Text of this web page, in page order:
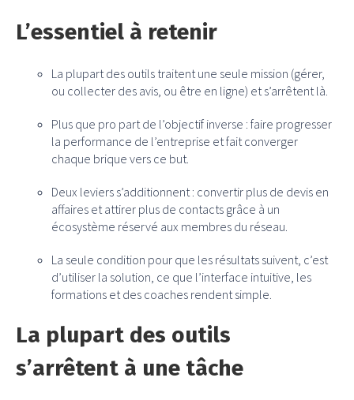
L’essentiel à retenir
La plupart des outils traitent une seule mission (gérer,
ou collecter des avis, ou être en ligne) et s’arrêtent là.
Plus que pro part de l’objectif inverse : faire progresser
la performance de l’entreprise et fait converger
chaque brique vers ce but.
Deux leviers s’additionnent : convertir plus de devis en
affaires et attirer plus de contacts grâce à un
écosystème réservé aux membres du réseau.
La seule condition pour que les résultats suivent, c’est
d’utiliser la solution, ce que l’interface intuitive, les
formations et des coaches rendent simple.
La plupart des outils
s’arrêtent à une tâche